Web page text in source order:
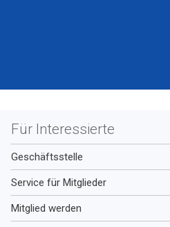
Für Interessierte
Geschäftsstelle
Service für Mitglieder
Mitglied werden